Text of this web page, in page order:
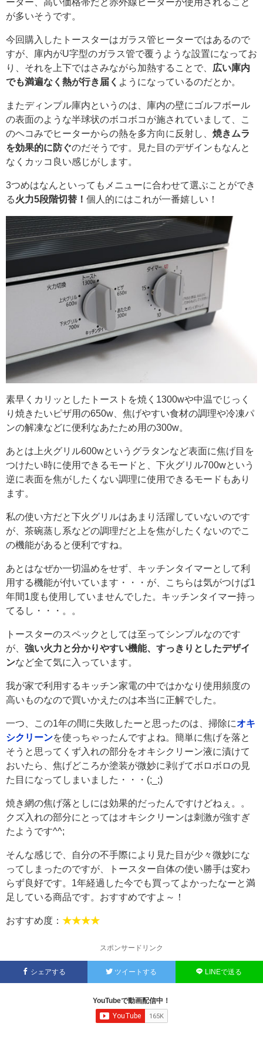
が多いそうです。
今回購入したトースターはガラス管ヒーターではあるので
すが、庫内がU字型のガラス管で覆うような設置になってお
り、それを上下ではさみながら加熱することで、 広い庫内
でも満遍なく熱が行き届く ようになっているのだとか。
またディンプル庫内というのは、庫内の壁にゴルフボール
の表面のような半球状のボコボコが施されていまして、こ
のヘコみでヒーターからの熱を多方向に反射し、 焼きムラ
を効果的に防ぐのだそうです。見た目のデザインもなんと
なくカッコ良い感じがします。
3つめはなんといってもメニューに合わせて選ぶことができ
る火力5段階切替！ 個人的にはこれが一番嬉しい！
素早くカリッとしたトーストを焼く1300wや中温でじっく
り焼きたいピザ用の650w、焦げやすい食材の調理や冷凍パ
ンの解凍などに便利なあたため用の300w。
あとは上火グリル600wというグラタンなど表面に焦げ目を
つけたい時に使用できるモードと、下火グリル700wという
逆に表面を焦がしたくない調理に使用できるモードもあり
ます。
私の使い方だと下火グリルはあまり活躍していないのです
が、茶碗蒸し系などの調理だと上を焦がしたくないのでこ
の機能があると便利ですね。
あとはなぜか一切温めをせず、キッチンタイマーとして利
用する機能が付いています・・・が、こちらは気がつけば1
年間1度も使用していませんでした。キッチンタイマー持っ
てるし・・・。。
トースターのスペックとしては至ってシンプルなのです
が、 強い火力と分かりやすい機能、すっきりとしたデザイ
ンなど全て気に入っています。
我が家で利用するキッチン家電の中ではかなり使用頻度の
高いものなので買いかえたのは本当に正解でした。
一つ、この1年の間に失敗したーと思ったのは、掃除にオキ
シクリーンを使っちゃったんですよね。簡単に焦げを落と
そうと思ってくず入れの部分をオキシクリーン液に漬けて
おいたら、焦げどころか塗装が微妙に剥げてボロボロの見
た目になってしまいました・・・(;_;)
焼き網の焦げ落としには効果的だったんですけどねぇ。。
クズ入れの部分にとってはオキシクリーンは刺激が強すぎ
たようです^^;
そんな感じで、自分の不手際により見た目が少々微妙にな
ってしまったのですが、トースター自体の使い勝手は変わ
らず良好です。1年経過した今でも買ってよかったなーと満
足している商品です。おすすめですよ～！
おすすめ度： ★★★★
スポンサードリンク
シェアする ツイートする LINEで送る
YouTubeで動画配信中！